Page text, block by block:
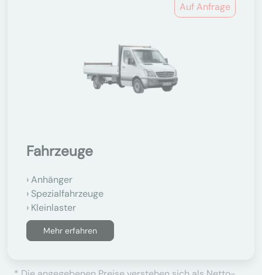
Auf Anfrage
Fahrzeuge
Anhänger
Spezialfahrzeuge
Kleinlaster
Mehr erfahren